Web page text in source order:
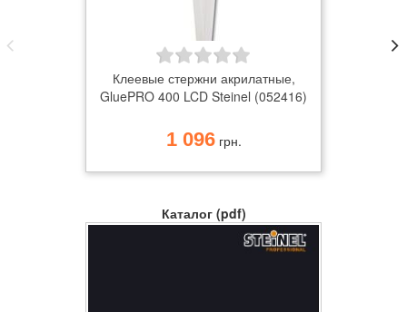
Клеевые стержни акрилатные,
GluePRO 400 LCD Steinel (052416)
1 096грн.
Каталог (pdf)